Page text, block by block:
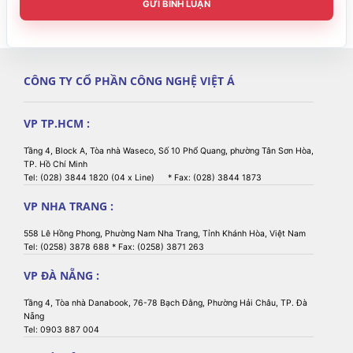
GỬI BÌNH LUẬN
CÔNG TY CỔ PHẦN CÔNG NGHỆ VIỆT Á
VP TP.HCM :
Tầng 4, Block A, Tòa nhà Waseco, Số 10 Phổ Quang, phường Tân Sơn Hòa,
TP. Hồ Chí Minh
Tel: (028) 3844 1820 (04 x Line) * Fax: (028) 3844 1873
VP NHA TRANG :
558 Lê Hồng Phong, Phường Nam Nha Trang, Tỉnh Khánh Hòa, Việt Nam
Tel: (0258) 3878 688 * Fax: (0258) 3871 263
VP ĐÀ NẴNG :
Tầng 4, Tòa nhà Danabook, 76-78 Bạch Đằng, Phường Hải Châu, TP. Đà
Nẵng
Tel: 0903 887 004